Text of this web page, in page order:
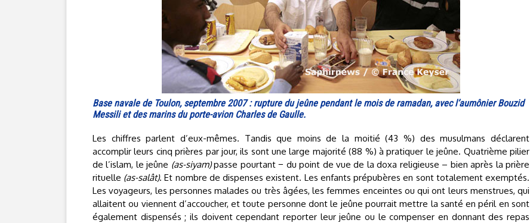
Base navale de Toulon, septembre 2007 : rupture du jeûne pendant le mois de ramadan, avec l’aumônier Bouzid
Messili et des marins du porte-avion Charles de Gaulle.
Les chiffres parlent d’eux-mêmes. Tandis que moins de la moitié (43 %) des musulmans déclarent
accomplir leurs cinq prières par jour, ils sont une large majorité (88 %) à pratiquer le jeûne. Quatrième pilier
de l’islam, le jeûne (as-siyam)passe pourtant − du point de vue de la doxa religieuse – bien après la prière
rituelle (as-salât). Et nombre de dispenses existent. Les enfants prépubères en sont totalement exemptés.
Les voyageurs, les personnes malades ou très âgées, les femmes enceintes ou qui ont leurs menstrues, qui
allaitent ou viennent d’accoucher, et toute personne dont le jeûne pourrait mettre la santé en péril en sont
également dispensés ; ils doivent cependant reporter leur jeûne ou le compenser en donnant des repas